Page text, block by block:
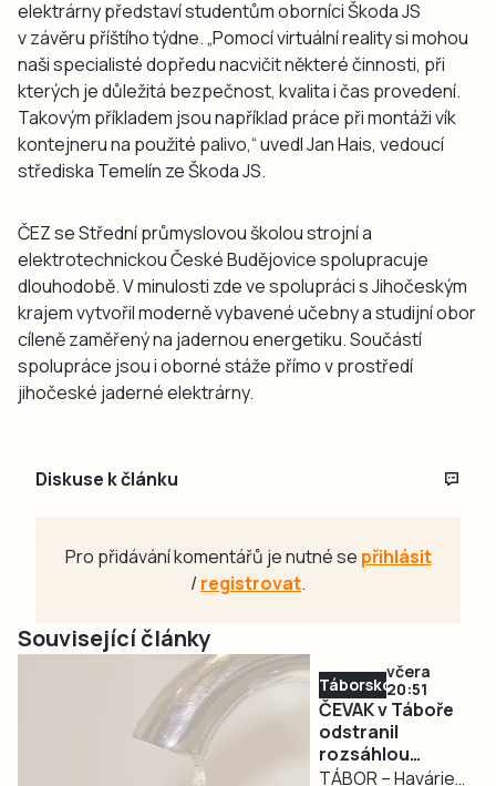
elektrárny představí studentům oborníci Škoda JS
v závěru příštího týdne. „Pomocí virtuální reality si mohou
naši specialisté dopředu nacvičit některé činnosti, při
kterých je důležitá bezpečnost, kvalita i čas provedení.
Takovým příkladem jsou například práce při montáži vík
kontejneru na použité palivo,“ uvedl Jan Hais, vedoucí
střediska Temelín ze Škoda JS.
ČEZ se Střední průmyslovou školou strojní a
elektrotechnickou České Budějovice spolupracuje
dlouhodobě. V minulosti zde ve spolupráci s Jihočeským
krajem vytvořil moderně vybavené učebny a studijní obor
cíleně zaměřený na jadernou energetiku. Součástí
spolupráce jsou i oborné stáže přímo v prostředí
jihočeské jaderné elektrárny.
Diskuse k článku
Pro přidávání komentářů je nutné se přihlásit
/registrovat.
Související články
Táborsko
včera
20:51
ČEVAK v Táboře
odstranil
rozsáhlou
havárii a v půl
TÁBOR – Havárie